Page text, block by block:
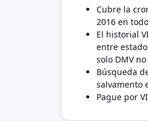
Cubre la
2016 en
El historial
entre
solo DMV
Búsqueda
salvamento
Pague por